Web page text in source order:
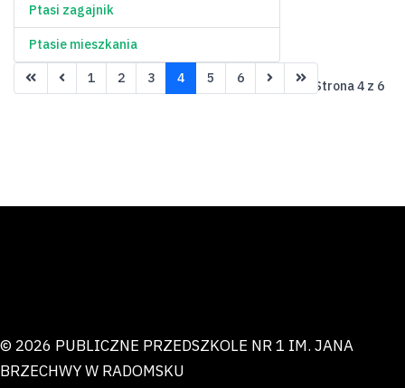
Ptasi zagajnik
Ptasie mieszkania
Strona 4 z 6
1 2 3 4 5 6
© 2026 PUBLICZNE PRZEDSZKOLE NR 1 IM. JANA
BRZECHWY W RADOMSKU